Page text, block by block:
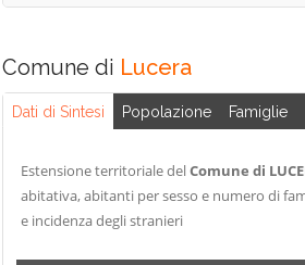
Comune di Lucera
Dati di Sintesi Popolazione Famiglie
Estensione territoriale delComune di
abitativa, abitanti per sesso e numero di
e incidenza degli stranieri